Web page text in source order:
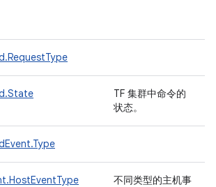
TF 集群中命令的
状态。
不同类型的主机事